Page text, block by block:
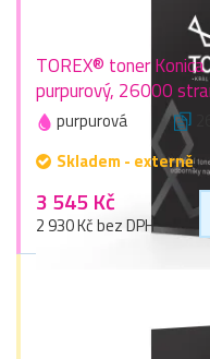
TOREX® toner
purpurový, 26000
purpurová
Skladem - externě
3 545 Kč
2 930 Kč bez DPH